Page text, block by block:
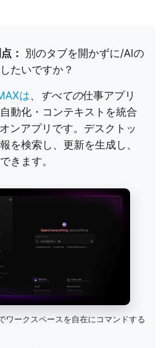
：
別のタブを開かずに/AIの
たいですか？
は、 すべての仕事アプリ
動化・コンテキストを統合
ンアプリです。デスクトッ
を検索し、更新を生成し、
きます。
ワークスペースを自在にコマンドする